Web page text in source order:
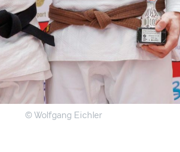
© Wolfgang Eichler